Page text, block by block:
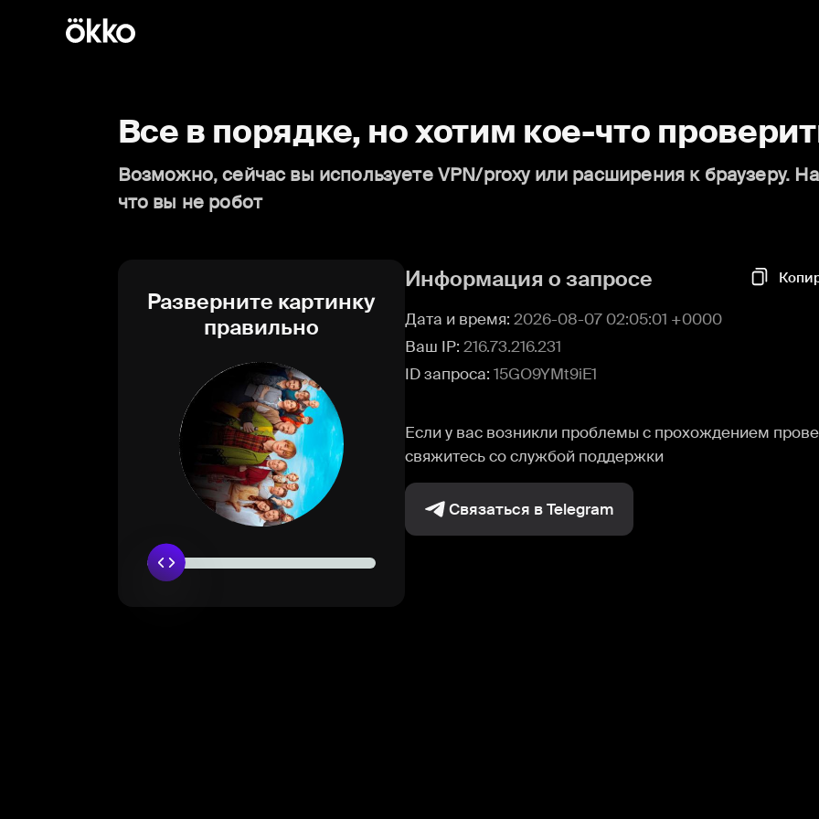
Все в порядке, но хотим кое-что
Возможно, сейчас вы используете VPN/proxy или расширения к браузеру.
что вы не робот
Разверните картинку
правильно
Информация о запросе
Дата и время: 2026-08-07 02:05:01 +0000
Ваш IP: 216.73.216.231
ID запроса: 15GO9YMt9iE1
Если у вас возникли проблемы с прохождением
свяжитесь со службой поддержки
Связаться в Telegram